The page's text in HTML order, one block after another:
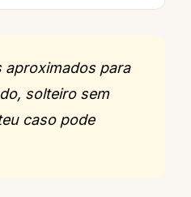
aproximados para
solteiro sem
caso pode